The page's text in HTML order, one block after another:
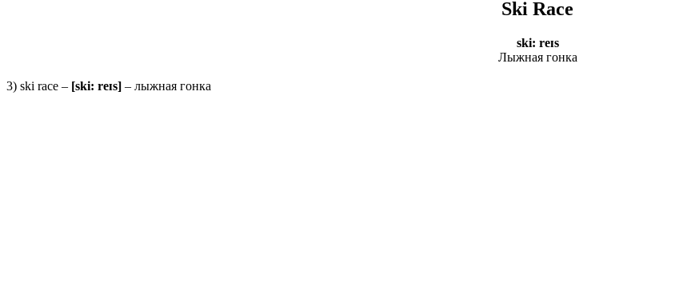
Ski Race
ski: reɪs
Лыжная гонка
3) ski race – [ski: reɪs] – лыжная гонка